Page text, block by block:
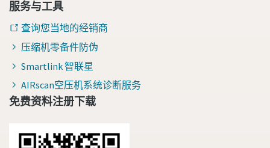
服务与工具
查询您当地的经销商
压缩机零备件防伪
Smartlink 智联星
AIRscan空压机系统诊断服务
免费资料注册下载